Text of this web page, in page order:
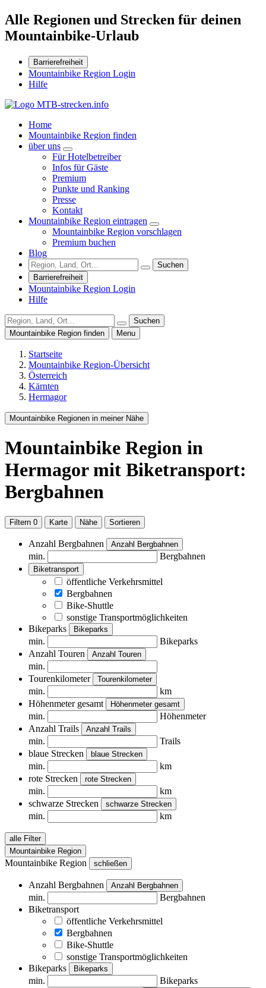
Alle Regionen und Strecken für deinen
Mountainbike-Urlaub
Barrierefreiheit
Mountainbike Region Login
Hilfe
Home
Mountainbike Region finden
über uns
Für Hotelbetreiber
Infos für Gäste
Premium
Punkte und Ranking
Presse
Kontakt
Mountainbike Region eintragen
Mountainbike Region vorschlagen
Premium buchen
Blog
Suchen
Barrierefreiheit
Mountainbike Region Login
Hilfe
Suchen
Mountainbike Region finden
Menu
Startseite
Mountainbike Region-Übersicht
Österreich
Kärnten
Hermagor
Mountainbike Regionen in meiner Nähe
Mountainbike Region in
Hermagor mit Biketransport:
Bergbahnen
Filtern 0 Karte Nähe Sortieren
Anzahl Bergbahnen Anzahl Bergbahnen
min. Bergbahnen
Biketransport
öffentliche Verkehrsmittel
Bergbahnen
Bike-Shuttle
sonstige Transportmöglichkeiten
Bikeparks
Bikeparks
min.
Bikeparks
Anzahl Touren
Anzahl Touren
min.
Tourenkilometer
Tourenkilometer
min.
km
Höhenmeter gesamt
Höhenmeter gesamt
min.
Höhenmeter
Anzahl Trails
Anzahl Trails
min.
Trails
blaue Strecken
blaue Strecken
min.
km
rote Strecken
rote Strecken
min.
km
schwarze Strecken
schwarze Strecken
min. km
alle Filter
Mountainbike Region
Mountainbike Region schließen
Anzahl Bergbahnen Anzahl Bergbahnen
min.
Bergbahnen
Biketransport
öffentliche Verkehrsmittel
Bergbahnen
Bike-Shuttle
sonstige Transportmöglichkeiten
Bikeparks
Bikeparks
min.
Bikeparks